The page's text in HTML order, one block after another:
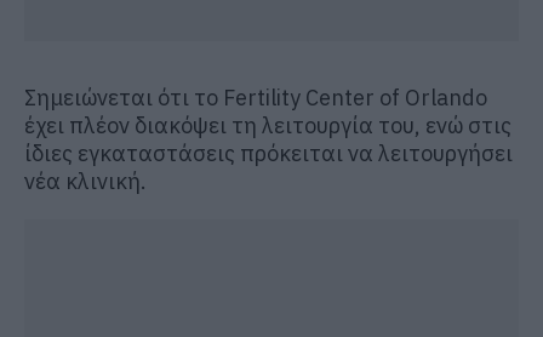
Σημειώνεται ότι το Fertility Center of Orlando
έχει πλέον διακόψει τη λειτουργία του, ενώ στις
ίδιες εγκαταστάσεις πρόκειται να λειτουργήσει
νέα κλινική.